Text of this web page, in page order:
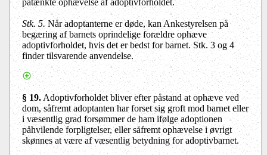
påtænkte ophævelse af adoptivforholdet.
Stk. 5.Når adoptanterne er døde, kan Ankestyrelsen på
begæring af barnets oprindelige forældre ophæve
adoptivforholdet, hvis det er bedst for barnet. Stk. 3 og 4
finder tilsvarende anvendelse.
§ 19. Adoptivforholdet bliver efter påstand at ophæve ved
dom, såfremt adoptanten har forset sig groft mod barnet eller
i væsentlig grad forsømmer de ham ifølge adoptionen
påhvilende forpligtelser, eller såfremt ophævelse i øvrigt
skønnes at være af væsentlig betydning for adoptivbarnet.